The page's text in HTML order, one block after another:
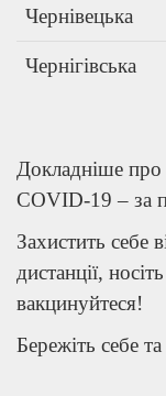
Чернівецька
Чернігівська
Докладніше про
COVID-19 – за
Захистить себе
дистанції,
вакцинуйтеся!
Бережіть себе